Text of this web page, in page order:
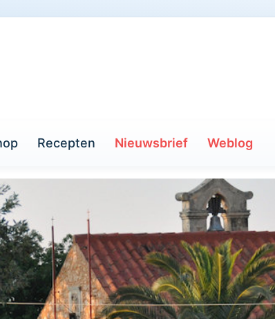
Recepten Nieuwsbrief Weblog